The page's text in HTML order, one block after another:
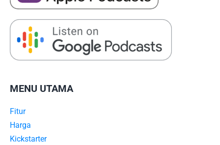
MENU UTAMA
Fitur
Harga
Kickstarter